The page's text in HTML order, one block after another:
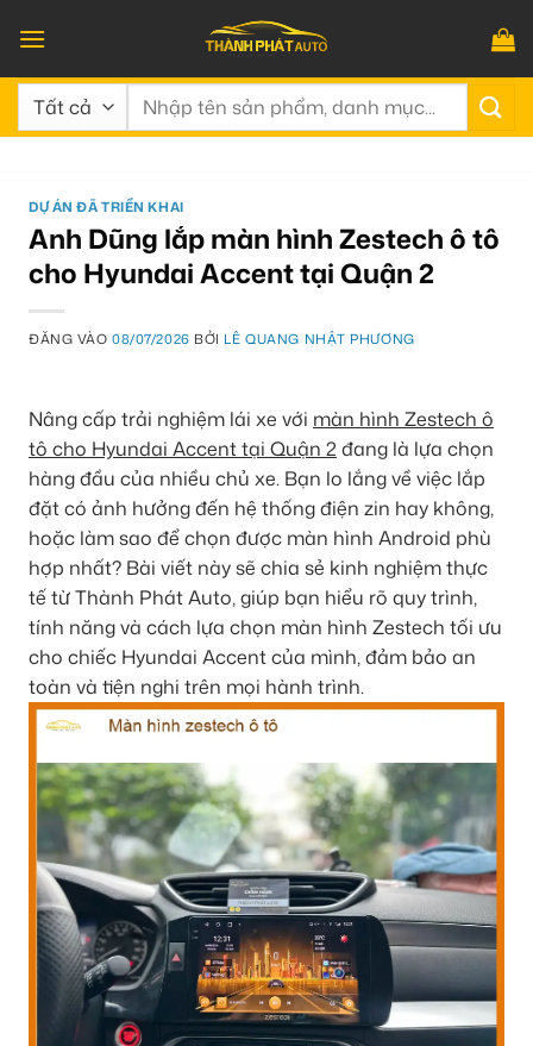
qua
nội
dung
Tìm
DỰ ÁN ĐÃ TRIỂN KHAI
Anh Dũng lắp màn hình Zestech ô tô
cho Hyundai Accent tại Quận 2
ĐĂNG VÀO08/07/2026 BỞI LÊ QUANG NHẬT PHƯƠNG
Nâng cấp trải nghiệm lái xe với màn hình Zestech ô
tô cho Hyundai Accent tại Quận 2đang là lựa chọn
hàng đầu của nhiều chủ xe. Bạn lo lắng về việc lắp
đặt có ảnh hưởng đến hệ thống điện zin hay không,
hoặc làm sao để chọn được màn hình Android phù
hợp nhất? Bài viết này sẽ chia sẻ kinh nghiệm thực
tế từ Thành Phát Auto, giúp bạn hiểu rõ quy trình,
tính năng và cách lựa chọn màn hình Zestech tối ưu
cho chiếc Hyundai Accent của mình, đảm bảo an
toàn và tiện nghi trên mọi hành trình.